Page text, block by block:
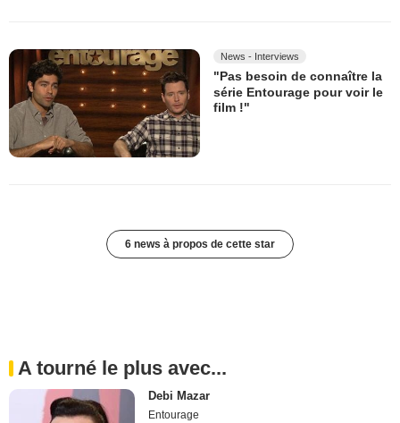
News - Interviews
"Pas besoin de connaître la
série Entourage pour voir le
film !"
6 news à propos de cette star
A tourné le plus avec...
Debi Mazar
Entourage